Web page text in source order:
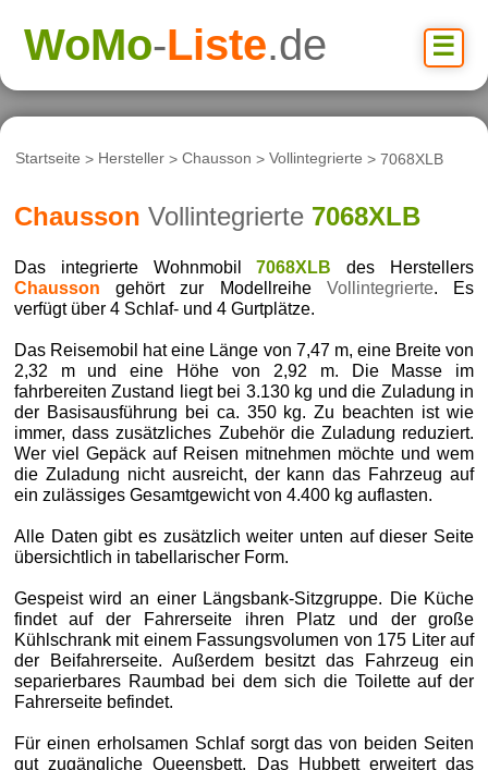
☰
WoMo-Liste.de
Startseite > Hersteller >Chausson >Vollintegrierte > 7068XLB
Chausson Vollintegrierte 7068XLB
Das integrierte Wohnmobil7068XLB des Herstellers
Chausson gehört zur Modellreihe Vollintegrierte. Es
verfügt über 4 Schlaf- und 4 Gurtplätze.
Das Reisemobil hat eine Länge von 7,47 m, eine Breite von
2,32 m und eine Höhe von 2,92 m. Die Masse im
fahrbereiten Zustand liegt bei 3.130 kg und die Zuladung in
der Basisausführung bei ca. 350 kg. Zu beachten ist wie
immer, dass zusätzliches Zubehör die Zuladung reduziert.
Wer viel Gepäck auf Reisen mitnehmen möchte und wem
die Zuladung nicht ausreicht, der kann das Fahrzeug auf
ein zulässiges Gesamtgewicht von 4.400 kg auflasten.
Alle Daten gibt es zusätzlich weiter unten auf dieser Seite
übersichtlich in tabellarischer Form.
Gespeist wird an einer Längsbank-Sitzgruppe. Die Küche
findet auf der Fahrerseite ihren Platz und der große
Kühlschrank mit einem Fassungsvolumen von 175 Liter auf
der Beifahrerseite. Außerdem besitzt das Fahrzeug ein
separierbares Raumbad bei dem sich die Toilette auf der
Fahrerseite befindet.
Für einen erholsamen Schlaf sorgt das von beiden Seiten
gut zugängliche Queensbett. Das Hubbett erweitert das